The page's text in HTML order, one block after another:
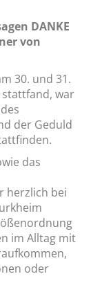
DANKE
von
30. und 31.
war
der Geduld
das
herzlich bei
im Alltag mit
oder